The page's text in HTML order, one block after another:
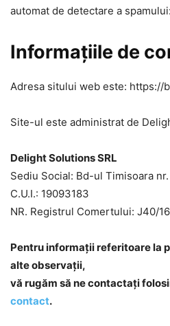
automat de detectare a
Informațiile de
Adresa sitului web este: https://
Site-ul este administrat de
Delight Solutions SRL
Sediu Social: Bd-ul Timisoara
C.U.I.: 19093183
NR. Registrul Comertului: J40/
Pentru informaţii referitoare la
alte observații,
vă rugăm să ne contactați
contact.